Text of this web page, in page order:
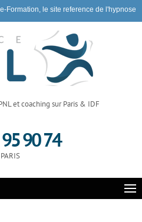
Formation, le site reference de l'hypnose
et coaching sur Paris & IDF
90 74
PARIS